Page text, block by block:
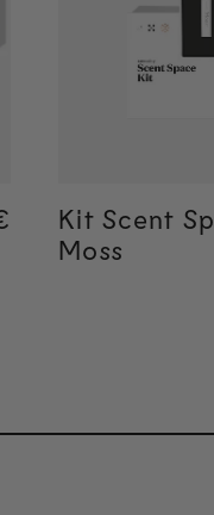
price
price
Kit Scent
Moss